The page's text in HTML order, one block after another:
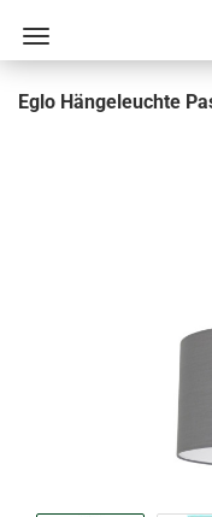
Eglo Hängeleuchte